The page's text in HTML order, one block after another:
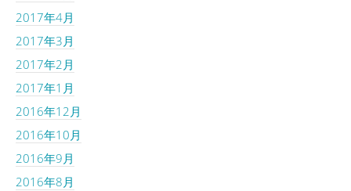
2017年4月
2017年3月
2017年2月
2017年1月
2016年12月
2016年10月
2016年9月
2016年8月